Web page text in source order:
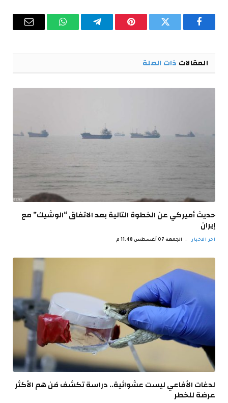
فيسبوك تويتر بينتيريستتيلقرام واتساب البريد
المقالات ذات الصلة
حديث أميركي عن الخطوة التالية بعد الاتفاق “الوشيك” مع
إيران
اخر الاخبار الجمعة 07 أغسطس 11:48 م
لدغات الأفاعي ليست عشوائية.. دراسة تكشف مَن هم الأكثر
عرضة للخطر